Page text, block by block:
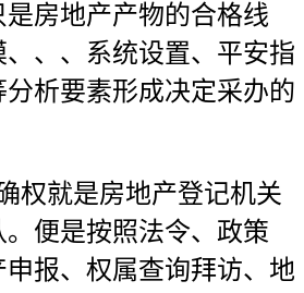
房地产产物的合格线
、、、系统设置、平安指
析要素形成决定采办的
就是房地产登记机关
便是按照法令、政策
报、权属查询拜访、地